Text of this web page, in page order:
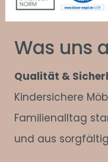
Was uns
Qualität &
Kindersichere
Familienalltag
und aus